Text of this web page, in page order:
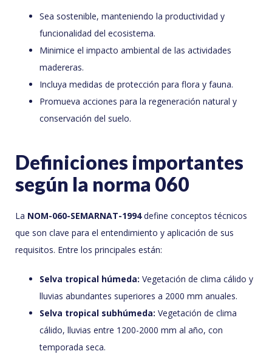
Sea sostenible, manteniendo la productividad y
funcionalidad del ecosistema.
Minimice el impacto ambiental de las actividades
madereras.
Incluya medidas de protección para flora y fauna.
Promueva acciones para la regeneración natural y
conservación del suelo.
Definiciones importantes
según la norma 060
La NOM-060-SEMARNAT-1994define conceptos técnicos
que son clave para el entendimiento y aplicación de sus
requisitos. Entre los principales están:
Selva tropical húmeda: Vegetación de clima cálido y
lluvias abundantes superiores a 2000 mm anuales.
Selva tropical subhúmeda: Vegetación de clima
cálido, lluvias entre 1200-2000 mm al año, con
temporada seca.